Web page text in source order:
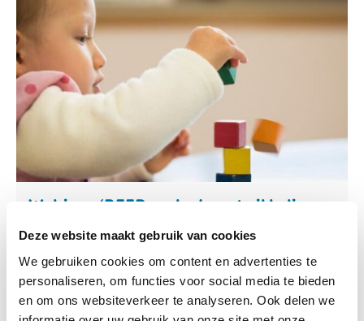
Deze website maakt gebruik van cookies
We gebruiken cookies om content en advertenties te
personaliseren, om functies voor social media te bieden
en om ons websiteverkeer te analyseren. Ook delen we
Webinar ‘BEER – als de ontwikkeling
van een kind niet vanzelf gaat’
Startdatum: 14-09-2026
Locatie:
Online, via Zoom webinars